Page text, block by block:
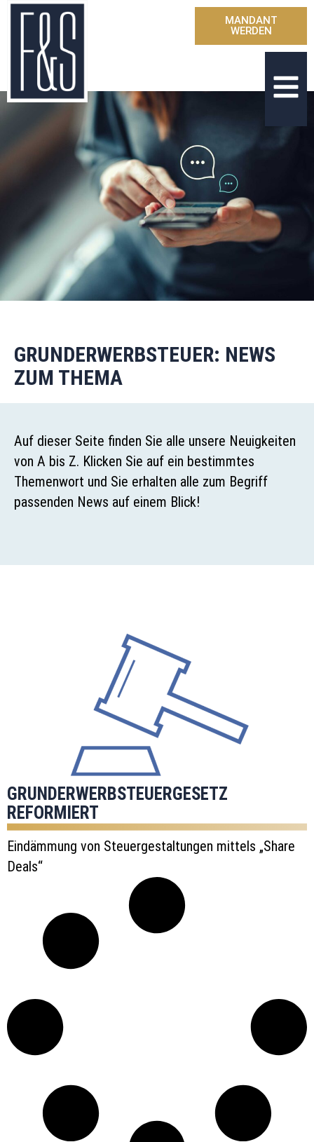
MANDANT
WERDEN
GRUNDERWERBSTEUER: NEWS
ZUM THEMA
Auf dieser Seite finden Sie alle unsere Neuigkeiten
von A bis Z. Klicken Sie auf ein bestimmtes
Themenwort und Sie erhalten alle zum Begriff
passenden News auf einem Blick!
GRUNDERWERBSTEUERGESETZ
REFORMIERT
Eindämmung von Steuergestaltungen mittels „Share
Deals“